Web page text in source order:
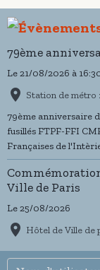
79ème
Le 21/08/2026 à
Station de métro
79ème anniversaire
fusillés FTPF-FFI
Françaises de
Ville de Paris
Le 25/08/2026
Hôtel de Ville de